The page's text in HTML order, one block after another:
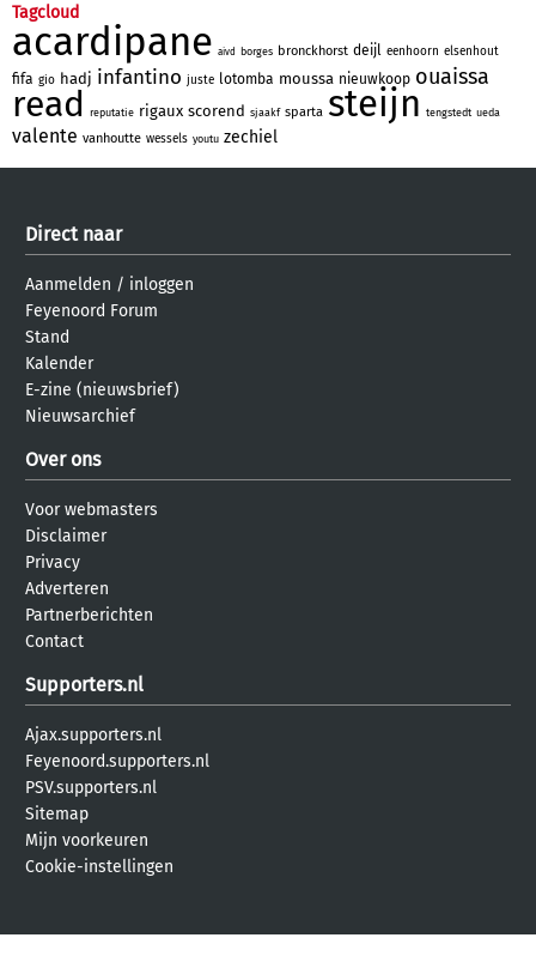
Tagcloud
acardipane aivd borges bronckhorst deijl eenhoorn elsenhout
fifa gio hadj infantino juste lotomba moussa nieuwkoop ouaissa
read reputatie rigaux scorend sjaakf sparta steijn tengstedt ueda
valente vanhoutte wessels youtu zechiel
Direct naar
Aanmelden / inloggen
Feyenoord Forum
Stand
Kalender
E-zine (nieuwsbrief)
Nieuwsarchief
Over ons
Voor webmasters
Disclaimer
Privacy
Adverteren
Partnerberichten
Contact
Supporters.nl
Ajax.supporters.nl
Feyenoord.supporters.nl
PSV.supporters.nl
Sitemap
Mijn voorkeuren
Cookie-instellingen